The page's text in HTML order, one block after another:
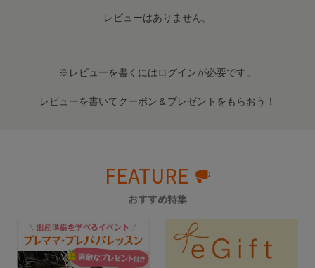
レビューはありません。
※レビューを書くにはログインが必要です。
レビューを書いてクーポン＆プレゼントをもらおう！
FEATURE
おすすめ特集